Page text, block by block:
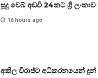
සූදු වෙබ් අඩවි 24කට ශ්‍රී
16 hours ago
අකිල විරාජ්ට අධිකරනයෙන්